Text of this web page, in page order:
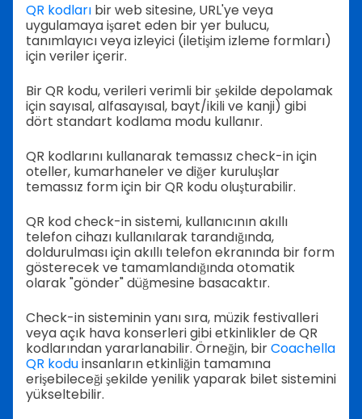
QR kodları bir web sitesine, URL'ye veya
uygulamaya işaret eden bir yer bulucu,
tanımlayıcı veya izleyici (iletişim izleme formları)
için veriler içerir.
Bir QR kodu, verileri verimli bir şekilde depolamak
için sayısal, alfasayısal, bayt/ikili ve kanji) gibi
dört standart kodlama modu kullanır.
QR kodlarını kullanarak temassız check-in için
oteller, kumarhaneler ve diğer kuruluşlar
temassız form için bir QR kodu oluşturabilir.
QR kod check-in sistemi, kullanıcının akıllı
telefon cihazı kullanılarak tarandığında,
doldurulması için akıllı telefon ekranında bir form
gösterecek ve tamamlandığında otomatik
olarak "gönder" düğmesine basacaktır.
Check-in sisteminin yanı sıra, müzik festivalleri
veya açık hava konserleri gibi etkinlikler de QR
kodlarından yararlanabilir. Örneğin, birCoachella
QR koduinsanların etkinliğin tamamına
erişebileceği şekilde yenilik yaparak bilet sistemini
yükseltebilir.